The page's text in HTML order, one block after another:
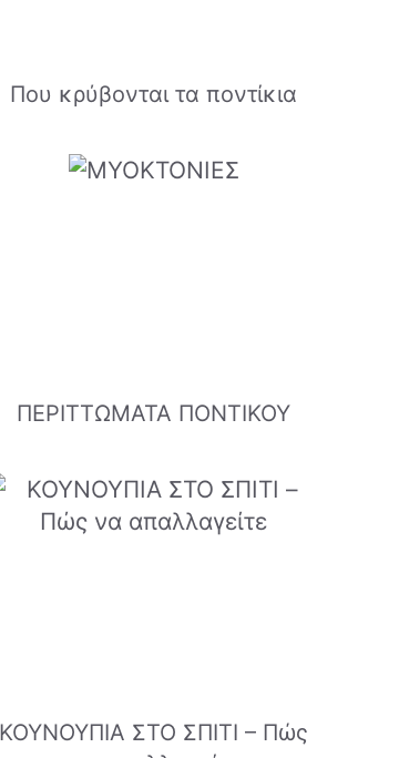
Που κρύβονται τα ποντίκια
ΠΕΡΙΤΤΩΜΑΤΑ ΠΟΝΤΙΚΟΥ
ΚΟΥΝΟΥΠΙΑ ΣΤΟ ΣΠΙΤΙ – Πώς